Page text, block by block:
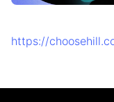
https://